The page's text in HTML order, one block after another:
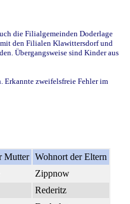
die Filialgemeinden Doderlage
den Filialen Klawittersdorf und
Übergangsweise sind Kinder aus
Erkannte zweifelsfreie Fehler im
Mutter Wohnort der Eltern
Zippnow
Rederitz